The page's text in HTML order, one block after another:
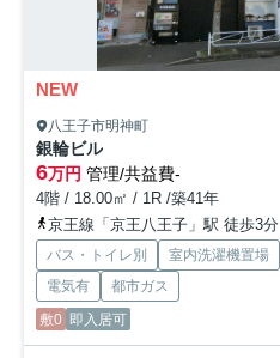
NEW
八王子市明神町
銀輪ビル
6万円 管理/共益費-
4階 / 18.00㎡ / 1R /築41年
京王線「京王八王子」駅 徒歩3分
バス・トイレ別 室内洗濯機置場
電気有
都市ガス
敷0 即入居可